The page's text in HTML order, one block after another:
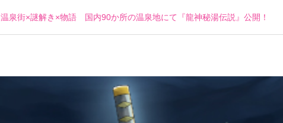
温泉街×謎解き×物語 国内90か所の温泉地にて『龍神秘湯伝説』公開！